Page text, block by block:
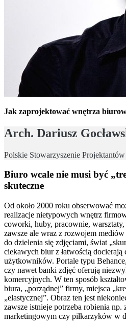
Jak zaprojektować wnętrza
Arch. Dariusz
Polskie Stowarzyszenie
Biuro wcale nie musi być
skuteczne
Od około 2000 roku obserwować
realizacje nietypowych wnętrz
coworki, huby, pracownie,
zawsze ale wraz z rozwojem
do dzielenia się zdjęciami, świat
ciekawych biur z łatwością docierają
użytkowników. Portale typu
czy nawet banki zdjęć oferują
komercyjnych. W ten sposób
biura, „porządnej” firmy, miejsca
„elastycznej”. Obraz ten jest
zawsze istnieje potrzeba robienia np.
marketingowym czy piłkarzyków w